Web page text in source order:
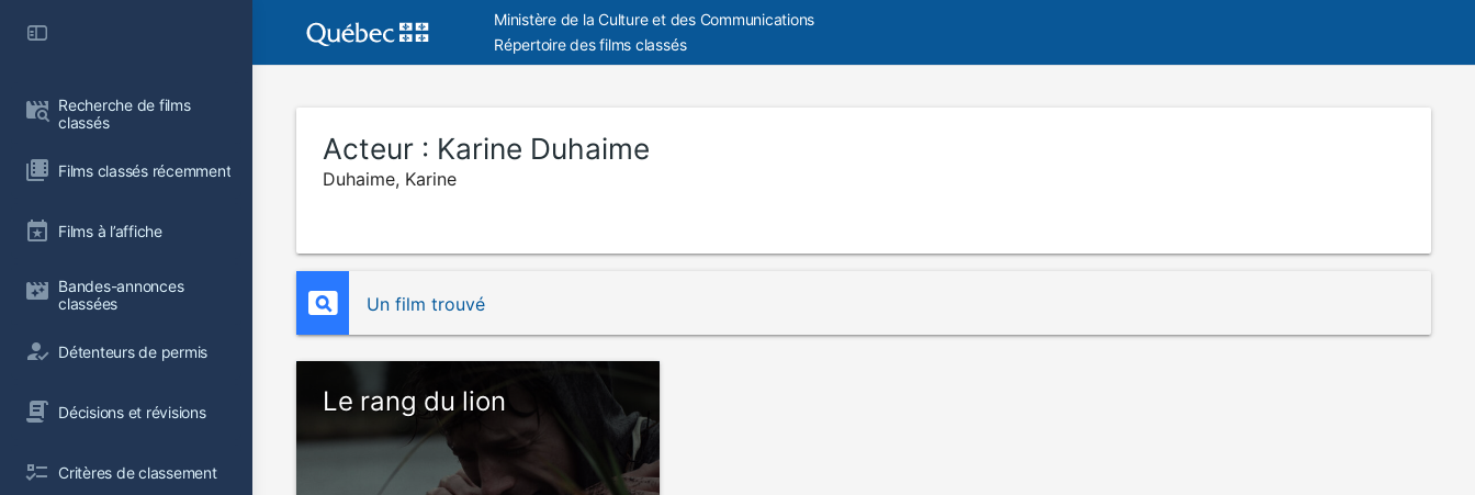
Recherche de films
classés
Films classés récemment
Films à l’affiche
Bandes-annonces
classées
Détenteurs de permis
Décisions et révisions
Critères de classement
Ministère de la Culture et des Communications
Répertoire des films classés
Acteur : Karine Duhaime
Duhaime, Karine
Un film trouvé
Le rang du lion